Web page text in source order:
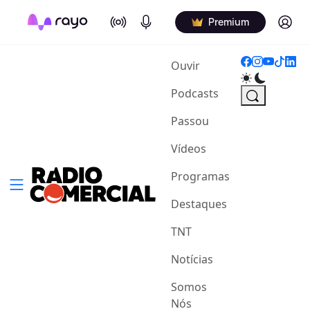
On Air Podcasts Premium Log in
Ouvir(current)
Podcasts
Passou
Vídeos
Programas
Destaques
TNT
Notícias
Somos
Nós